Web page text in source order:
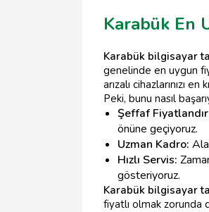
Karabük En
Karabük bilgisayar
genelinde en uygun
arızalı cihazlarınızı
Peki, bunu nasıl
Şeffaf
önüne geçiyoruz.
Uzman Kadro:
Hızlı Servis:
gösteriyoruz.
Karabük bilgisayar
fiyatlı olmak zorunda